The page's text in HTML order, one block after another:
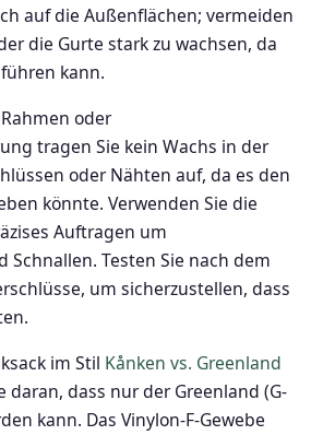
auf die Außenflächen; vermeiden
die Gurte stark zu wachsen, da
kann.
oder
tragen Sie kein Wachs in der
oder Nähten auf, da es den
könnte. Verwenden Sie die
Auftragen um
Schnallen. Testen Sie nach dem
um sicherzustellen, dass
im Stil Kånken vs. Greenland
daran, dass nur der Greenland (G-
kann. Das Vinylon-F-Gewebe